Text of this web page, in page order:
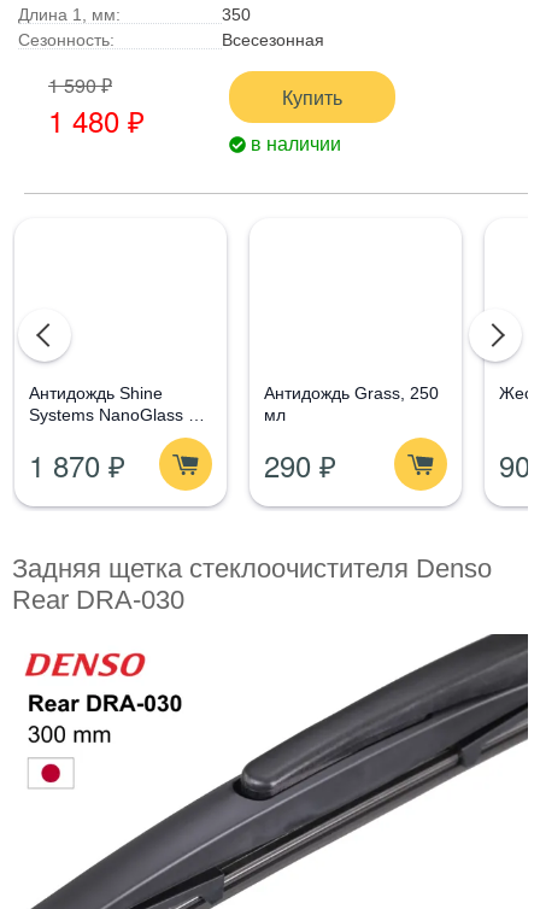
Длина 1, мм:
350
Сезонность:
Всесезонная
1 590 ₽
1 480 ₽
Купить
в наличии
Aнтидождь Shine
Systems NanoGlass Kit
- Набор по уходу за
стеклом
1 870 ₽
Антидождь Grass, 250
мл
290 ₽ 90
Задняя щетка стеклоочистителя Denso
Rear DRA-030